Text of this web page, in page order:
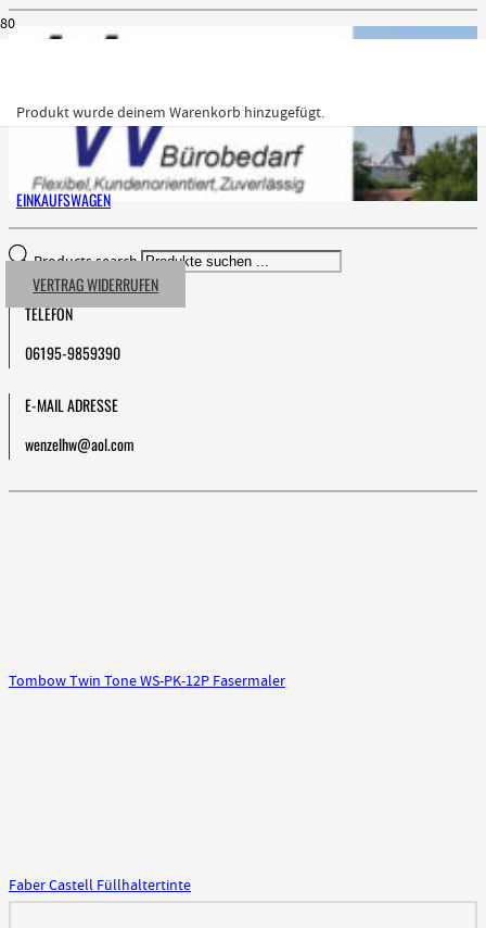
Produktwurde deinem Warenkorb hinzugefügt.
EINKAUFSWAGEN
VERTRAG WIDERRUFEN
Products search
TELEFON
06195-9859390
E-MAIL ADRESSE
wenzelhw@aol.com
Tombow Twin Tone WS-PK-12P Fasermaler
Faber Castell Füllhaltertinte